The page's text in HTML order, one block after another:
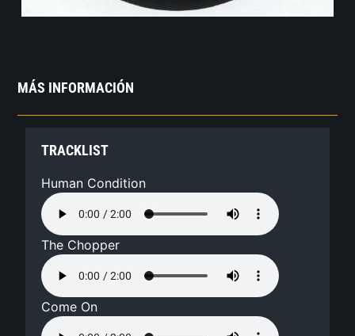
MÁS INFORMACIÓN
TRACKLIST
Human Condition
The Chopper
Come On